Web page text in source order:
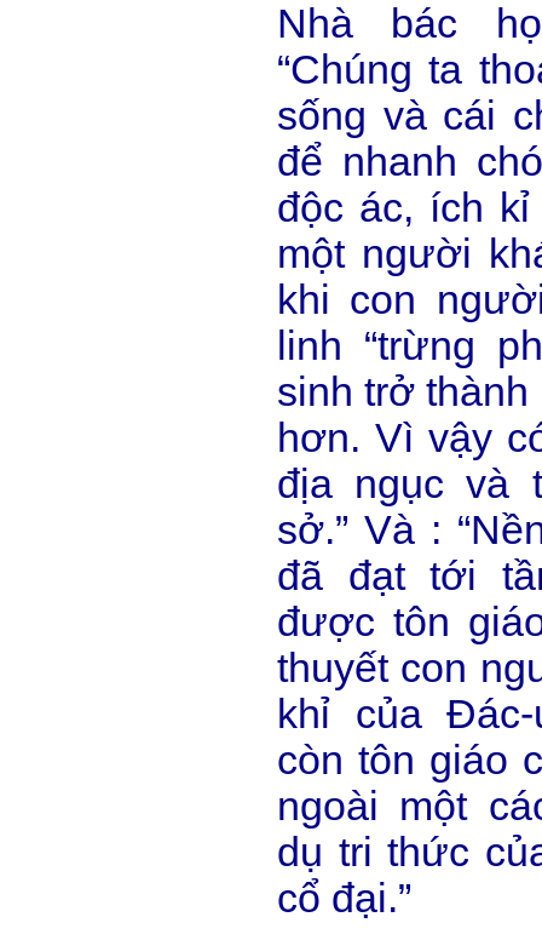
Nhà bác
“Chúng ta
sống và cái
để nhanh
độc ác, ích
một người
khi con
linh “trừng
sinh trở
hơn. Vì vậy
địa ngục và
sở.” Và :
đã đạt tới
được tôn
thuyết con
khỉ của
còn tôn giáo
ngoài một
dụ tri thức
cổ đại.”